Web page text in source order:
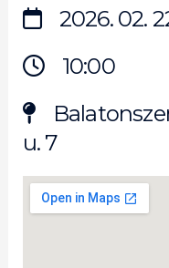
2026. 02.
10:00
u. 7